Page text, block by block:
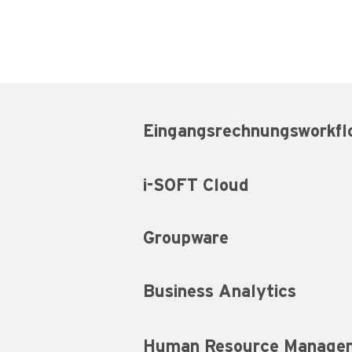
i-SOFT Cloud
Groupware
Business Analytics
Human Resource